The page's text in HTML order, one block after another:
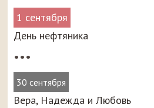
1 сентября
День нефтяника
•••
30 сентября
Вера, Надежда и Любовь